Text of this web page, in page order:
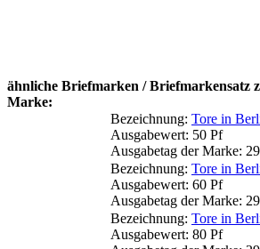
ähnliche Briefmarken / Briefmarkensatz
Marke:
Bezeichnung: Tore in
Ausgabewert: 50 Pf
Ausgabetag der Marke:
Bezeichnung: Tore in
Ausgabewert: 60 Pf
Ausgabetag der Marke:
Bezeichnung: Tore in
Ausgabewert: 80 Pf